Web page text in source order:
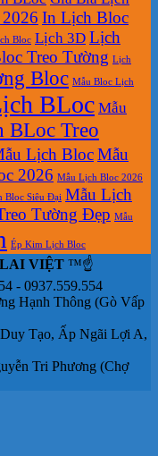
In Lịch Bloc
Bloc Lịch 3D Lịch
Treo Tường Lịch
Bloc Mẫu Bloc Lịch
BLoc Mẫu
BLoc Treo
Lịch BlocMẫu
2026 Mẫu Lịch Bloc 2026
Bloc Siêu Đại Mẫu Lịch
Tường Đẹp Mẫu
Ép Kim Lịch Bloc
VIỆT ™☝️
- 0937.559.554
Hạnh Thông (Gò Vấp
Tạo, Ấp Ngãi Lợi A,
Tri Phương (Chợ